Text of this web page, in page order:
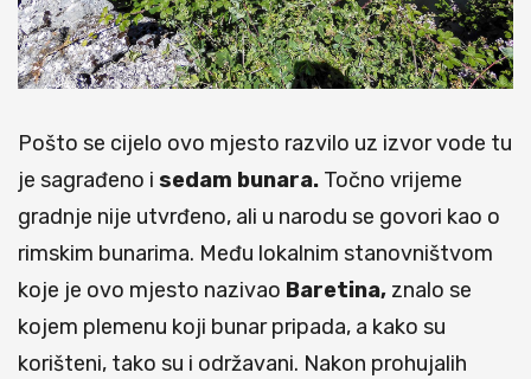
Pošto se cijelo ovo mjesto razvilo uz izvor vode tu
je sagrađeno i sedam bunara. Točno vrijeme
gradnje nije utvrđeno, ali u narodu se govori kao o
rimskim bunarima. Među lokalnim stanovništvom
koje je ovo mjesto nazivao Baretina, znalo se
kojem plemenu koji bunar pripada, a kako su
korišteni, tako su i održavani. Nakon prohujalih